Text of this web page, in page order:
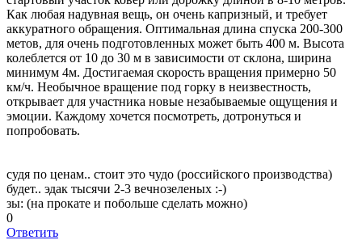
Как любая надувная вещь, он очень капризный, и требует
аккуратного обращения. Оптимальная длина спуска 200-300
метов, для очень подготовленных может быть 400 м. Высота
колеблется от 10 до 30 м в зависимости от склона, ширина
минимум 4м. Достигаемая скорость вращения примерно 50
км/ч. Необычное вращение под горку в неизвестность,
открывает для участника новые незабываемые ощущения и
эмоции. Каждому хочется посмотреть, дотронуться и
попробовать.
судя по ценам.. стоит это чудо (российского производства)
будет.. эдак тысячи 2-3 вечнозеленых :-)
зы: (на прокате и побольше сделать можно)
0
Ответить